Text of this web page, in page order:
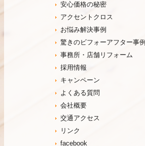
安心価格の秘密
アクセントクロス
お悩み解決事例
驚きのビフォーアフター事例
事務所・店舗リフォーム
採用情報
キャンペーン
よくある質問
会社概要
交通アクセス
リンク
facebook